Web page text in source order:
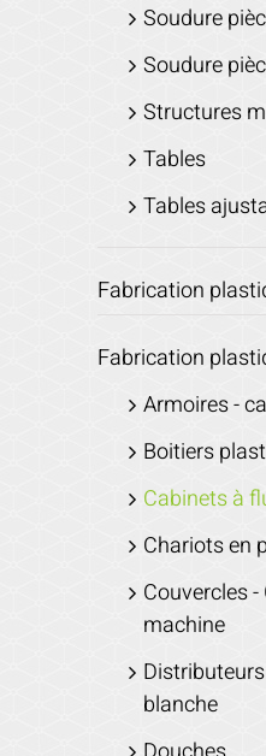
Soudure
Soudure
Structures
Tables
Tables
Fabrication
Fabrication
Armoires -
Boitiers
Cabinets à
Chariots en
Couvercles -
machine
blanche